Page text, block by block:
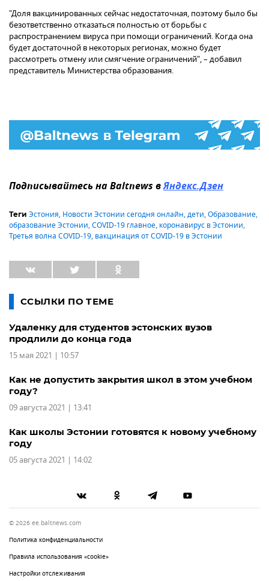
"Доля вакцинированных сейчас недостаточная, поэтому было бы
безответственно отказаться полностью от борьбы с
распространением вируса при помощи ограничений. Когда она
будет достаточной в некоторых регионах, можно будет
рассмотреть отмену или смягчение ограничений", – добавил
представитель Министерства образования.
Подписывайтесь на Baltnews вЯндекс.Дзен
Теги Эстония, Новости Эстонии сегодня онлайн,дети,Образование,
образование Эстонии,COVID-19 главное, коронавирус в Эстонии,
Третья волна COVID-19, вакцинация от COVID-19 в Эстонии
ССЫЛКИ ПО ТЕМЕ
Удаленку для студентов эстонских вузов
продлили до конца года
15 мая 2021 | 10:57
Как не допустить закрытия школ в этом учебном
году?
09 августа 2021 | 13:41
Как школы Эстонии готовятся к новому учебному
году
05 августа 2021 | 14:02
© 2026 ee.baltnews.com
Политика конфиденциальности
Правила использования «cookie»
Настройки отслеживания